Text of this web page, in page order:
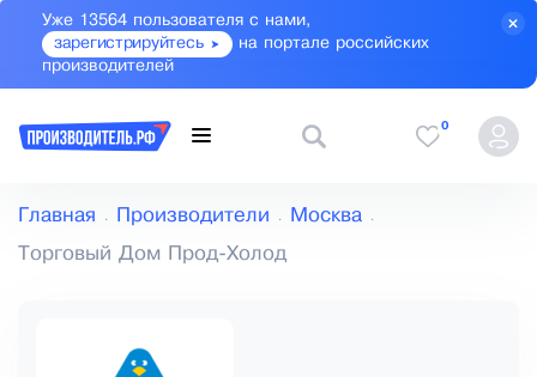
Уже 13564 пользователя с нами,
зарегистрируйтесь
на портале российских
производителей
0
Главная Производители Москва
Торговый Дом Прод-Холод